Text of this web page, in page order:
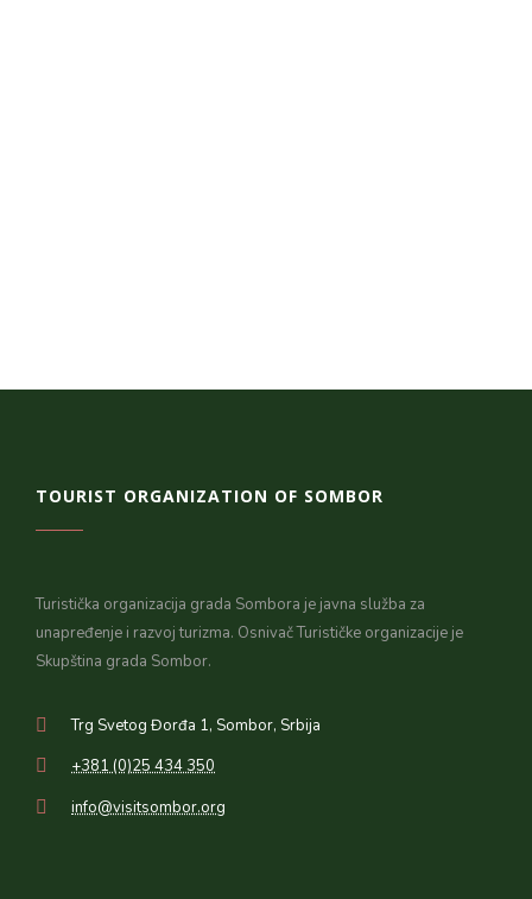
TOURIST ORGANIZATION OF SOMBOR
Turistička organizacija grada Sombora je javna služba za
unapređenje i razvoj turizma. Osnivač Turističke organizacije je
Skupština grada Sombor.
Trg Svetog Đorđa 1, Sombor, Srbija
+381 (0)25 434 350
info@visitsombor.org